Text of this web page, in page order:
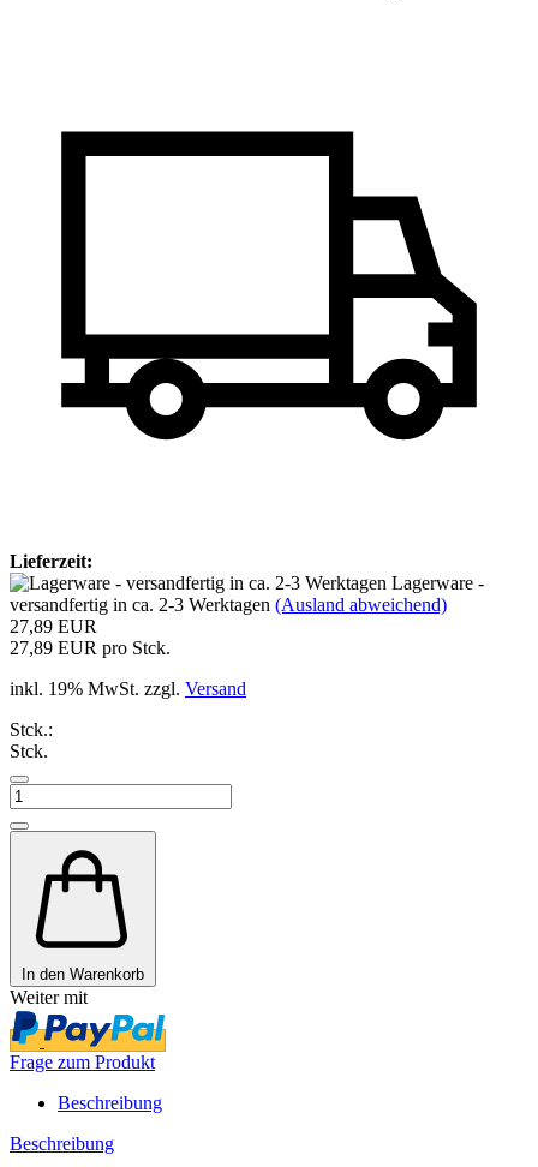
Lieferzeit:
Lagerware -
versandfertig in ca. 2-3 Werktagen (Ausland abweichend)
27,89 EUR
27,89 EUR pro Stck.
inkl. 19% MwSt. zzgl. Versand
Stck.:
Stck.
In den Warenkorb
Weiter mit
Frage zum Produkt
Beschreibung
Beschreibung